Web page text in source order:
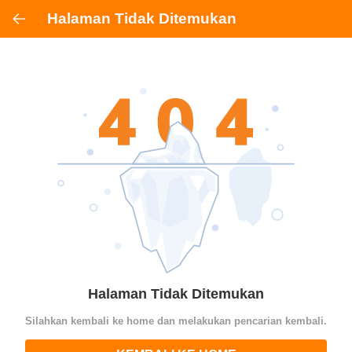
Halaman Tidak Ditemukan
Halaman Tidak Ditemukan
Silahkan kembali ke home dan melakukan pencarian kembali.